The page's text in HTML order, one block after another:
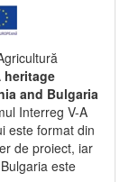
heritage
and Bulgaria
Interreg V-A
este format din
de proiect, iar
este